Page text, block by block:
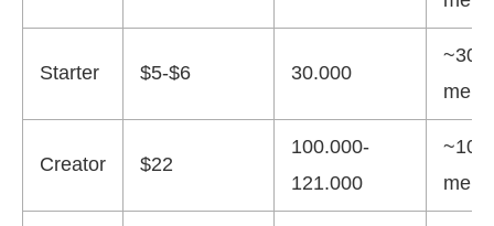
Starter $5-$6 30.000
~30
menit
Creator $22
100.000-
121.000
~100
menit